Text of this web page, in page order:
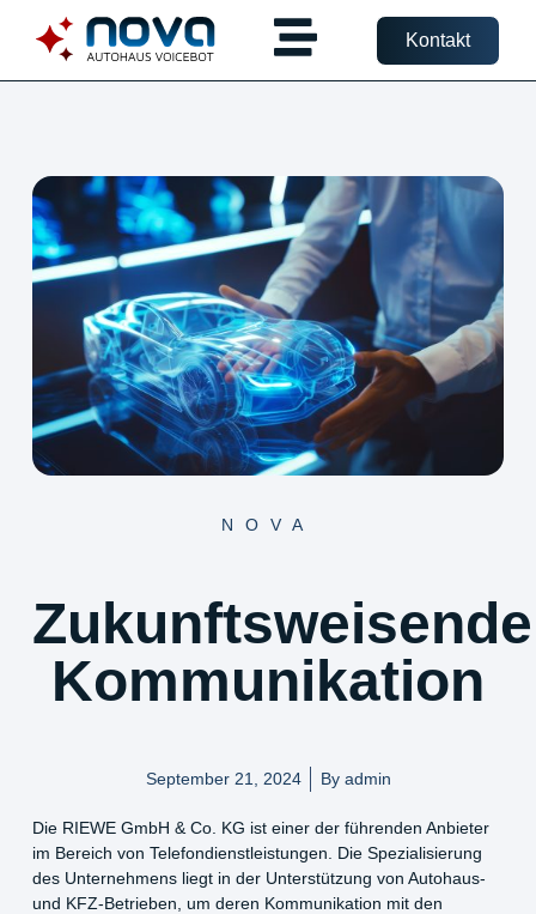
Kontakt
NOVA
Zukunftsweisende
Kommunikation
September 21, 2024 Byadmin
Die RIEWE GmbH & Co. KG ist einer der führenden Anbieter
im Bereich von Telefondienstleistungen. Die Spezialisierung
des Unternehmens liegt in der Unterstützung von Autohaus-
und KFZ-Betrieben, um deren Kommunikation mit den